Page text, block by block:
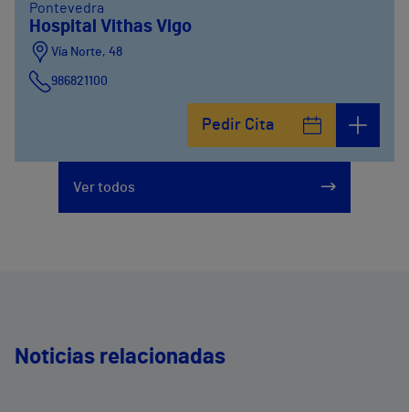
Pontevedra
Hospital Vithas Vigo
Vía Norte, 48
986821100
Pedir Cita
Ver todos
Noticias relacionadas